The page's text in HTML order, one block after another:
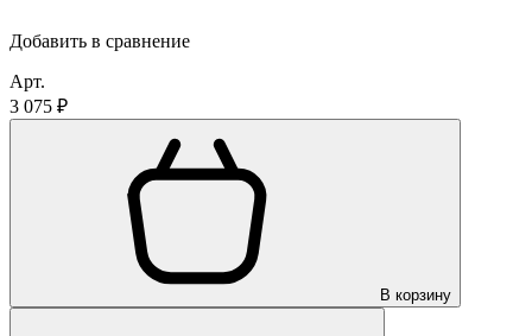
Добавить в сравнение
Арт.
3 075 ₽
В корзину